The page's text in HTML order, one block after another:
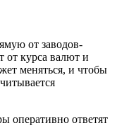
от заводов-
от курса валют и
меняться, и чтобы
ответят